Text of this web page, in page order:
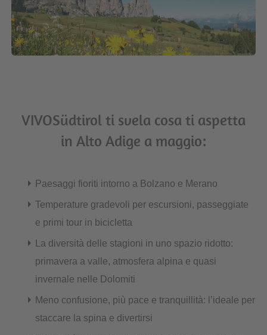
VIVOSüdtirol ti svela cosa ti aspetta
in Alto Adige a maggio:
Paesaggi fioriti intorno a Bolzano e Merano
Temperature gradevoli per escursioni, passeggiate
e primi tour in bicicletta
La diversità delle stagioni in uno spazio ridotto:
primavera a valle, atmosfera alpina e quasi
invernale nelle Dolomiti
Meno confusione, più pace e tranquillità: l’ideale per
staccare la spina e divertirsi